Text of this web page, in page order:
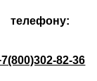
телефону:
82-36